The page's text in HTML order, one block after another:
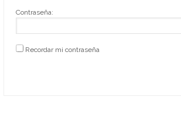
Contraseña:
Recordar mi contraseña